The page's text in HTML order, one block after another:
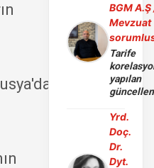
BGM A.Ş
Mevzuat
Tarife
yapılan
Yrd.
Doç.
Dr.
Dyt.